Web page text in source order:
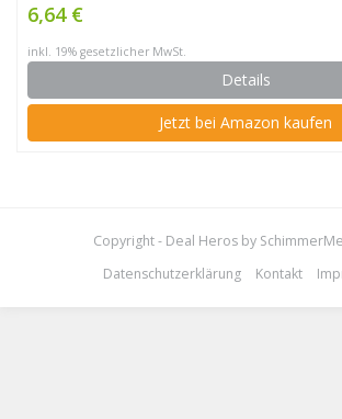
6,64 €
inkl. 19% gesetzlicher MwSt.
Details
Jetzt bei Amazon kaufen
Copyright - Deal Heros by
Datenschutzerklärung
Kontakt